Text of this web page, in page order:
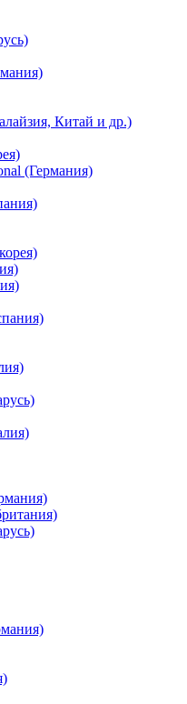
Китай и др.)
(Германия)